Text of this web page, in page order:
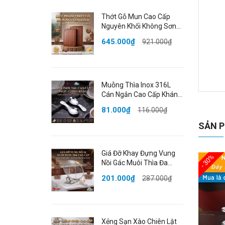
✔️
SẢN
- 30%
Thớt Gỗ Mun Cao Cấp
Nguyên Khối Không Sơn
Chín Đạt Chất Lượng
645.000₫ 921.000₫
Muỗng Thìa Inox 316L
Cán Ngắn Cao Cấp Kháng
Đạt Chất Lượng LFGB Đức
81.000₫ 116.000₫
Giá Đỡ Khay Đựng Vung
Nồi Gác Muôi Thìa Đa
Chống Gỉ SSGP Berlin
201.000₫ 287.000₫
Xẻng Sạn Xào Chiên Lật